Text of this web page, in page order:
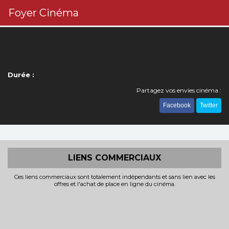
Foyer Cinéma
Durée :
Partagez vos envies cinéma :
Facebook Twitter
LIENS COMMERCIAUX
Ces liens commerciaux sont totalement indépendants et sans lien avec les
offres et l'achat de place en ligne du cinéma.